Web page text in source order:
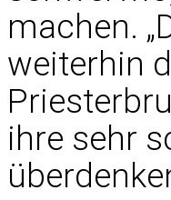
machen.
weiterhin
ihre sehr